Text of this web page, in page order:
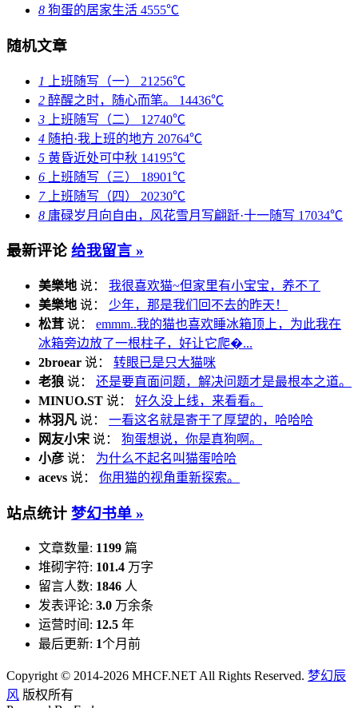
8 狗蛋的居家生活 4555℃
随机文章
1 上班随写（一） 21256℃
2 醉醒之时，随心而笔。 14436℃
3 上班随写（二） 12740℃
4 随拍·我上班的地方 20764℃
5 黄昏近处可中秋 14195℃
6 上班随写（三） 18901℃
7上班随写（四） 20230℃
8 庸碌岁月向自由，风花雪月写翩跹·十一随写 17034℃
最新评论 给我留言 »
美樂地 说： 我很喜欢猫~但家里有小宝宝，养不了
美樂地 说： 少年，那是我们回不去的昨天！
松茸 说： emmm..我的猫也喜欢睡冰箱顶上，为此我在
冰箱旁边放了一根柱子，好让它爬�...
2broear 说： 转眼已是只大猫咪
老狼 说： 还是要直面问题，解决问题才是最根本之道。
MINUO.ST 说： 好久没上线，来看看。
林羽凡 说： 一看这名就是寄于了厚望的，哈哈哈
网友小宋 说： 狗蛋想说，你是真狗啊。
小彦 说： 为什么不起名叫猫蛋哈哈
acevs 说： 你用猫的视角重新探索。
站点统计 梦幻书单 »
文章数量: 1199 篇
堆砌字符: 101.4 万字
留言人数: 1846 人
发表评论: 3.0 万余条
运营时间: 12.5 年
最后更新: 1个月前
Copyright © 2014-2026 MHCF.NET All Rights Reserved. 梦幻辰
风 版权所有